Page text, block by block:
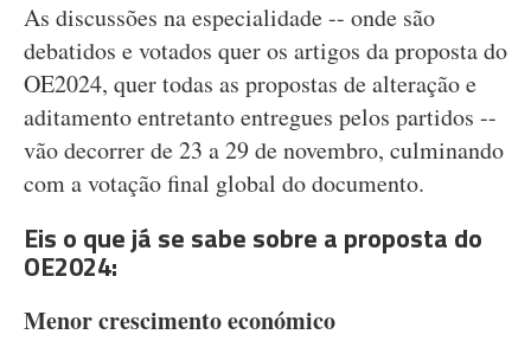
As discussões na especialidade -- onde são
debatidos e votados quer os artigos da proposta do
OE2024, quer todas as propostas de alteração e
aditamento entretanto entregues pelos partidos --
vão decorrer de 23 a 29 de novembro, culminando
com a votação final global do documento.
Eis o que já se sabe sobre a proposta do
OE2024:
Menor crescimento económico